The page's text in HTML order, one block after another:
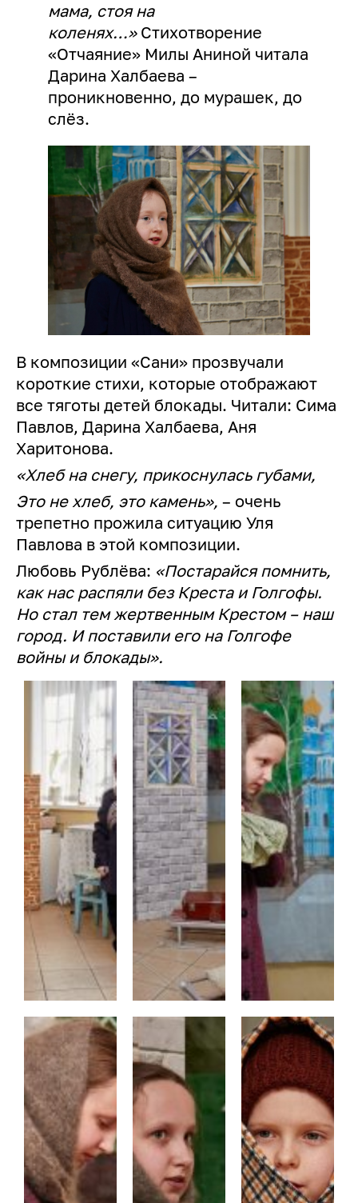
мама, стоя на
коленях…» Стихотворение
«Отчаяние» Милы Аниной читала
Дарина Халбаева –
проникновенно, до мурашек, до
слёз.
В композиции «Сани» прозвучали
короткие стихи, которые отображают
все тяготы детей блокады. Читали: Сима
Павлов, Дарина Халбаева, Аня
Харитонова.
«Хлеб на снегу, прикоснулась губами,
Это не хлеб, это камень», – очень
трепетно прожила ситуацию Уля
Павлова в этой композиции.
Любовь Рублёва: «Постарайся помнить,
как нас распяли без Креста и Голгофы.
Но стал тем жертвенным Крестом – наш
город. И поставили его на Голгофе
войны и блокады».